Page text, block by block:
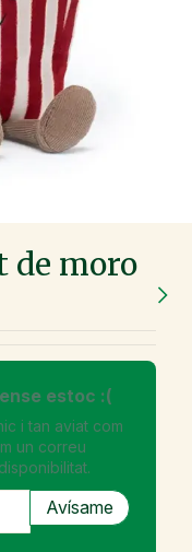
de moro
estoc :(
i tan aviat com
un correu